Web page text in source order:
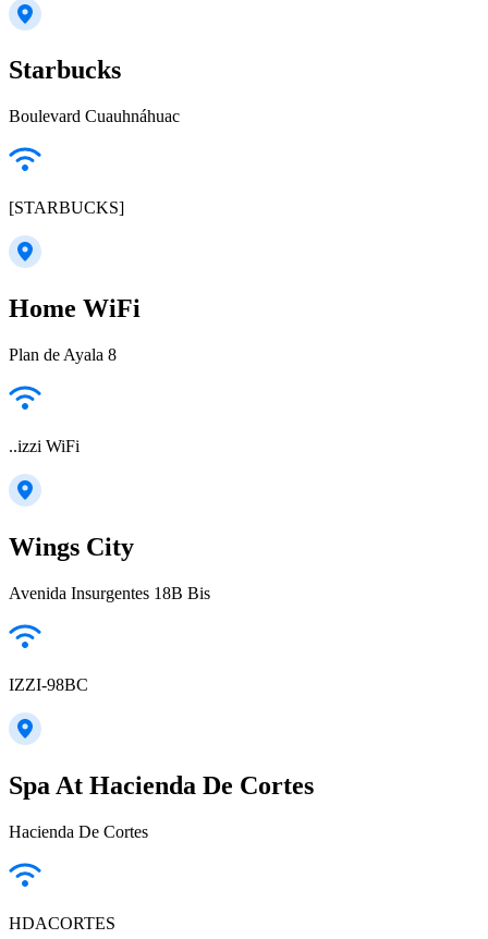
Starbucks
Boulevard Cuauhnáhuac
[STARBUCKS]
Home WiFi
Plan de Ayala 8
..izzi WiFi
Wings City
Avenida Insurgentes 18B Bis
IZZI-98BC
Spa At Hacienda De Cortes
Hacienda De Cortes
HDACORTES